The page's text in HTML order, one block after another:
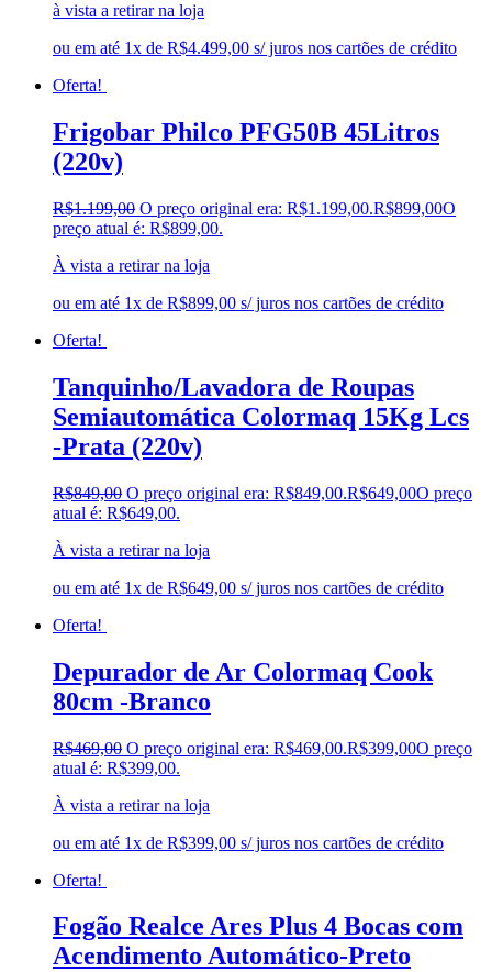
à vista a retirar na loja
ou em até 1x de R$4.499,00 s/ juros nos cartões de crédito
Oferta!
Frigobar Philco PFG50B 45Litros
(220v)
R$1.199,00 O preço original era: R$1.199,00.R$899,00O
preço atual é: R$899,00.
À vista a retirar na loja
ou em até 1x de R$899,00 s/ juros nos cartões de crédito
Oferta!
Tanquinho/Lavadora de Roupas
Semiautomática Colormaq 15Kg Lcs
-Prata (220v)
R$849,00 O preço original era: R$849,00.R$649,00O preço
atual é: R$649,00.
À vista a retirar na loja
ou em até 1x de R$649,00 s/ juros nos cartões de crédito
Oferta!
Depurador de Ar Colormaq Cook
80cm -Branco
R$469,00 O preço original era: R$469,00.R$399,00O preço
atual é: R$399,00.
À vista a retirar na loja
ou em até 1x de R$399,00 s/ juros nos cartões de crédito
Oferta!
Fogão Realce Ares Plus 4 Bocas com
Acendimento Automático-Preto